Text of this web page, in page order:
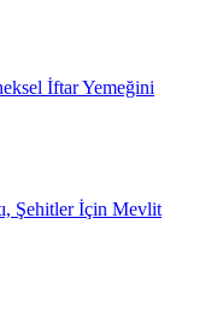
İftar Yemeğini
Şehitler İçin Mevlit